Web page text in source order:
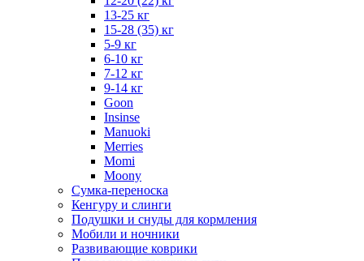
13-25 кг
15-28 (35) кг
5-9 кг
6-10 кг
7-12 кг
9-14 кг
Goon
Insinse
Manuoki
Merries
Momi
Moony
Сумка-переноска
Кенгуру и слинги
Подушки и снуды для кормления
Мобили и ночники
Развивающие коврики